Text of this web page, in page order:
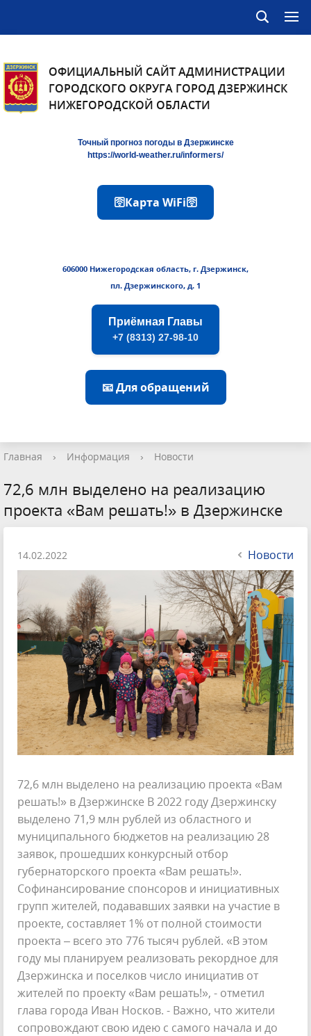
ОФИЦИАЛЬНЫЙ САЙТ АДМИНИСТРАЦИИ
ГОРОДСКОГО ОКРУГА ГОРОД ДЗЕРЖИНСК
НИЖЕГОРОДСКОЙ ОБЛАСТИ
Точный прогноз погоды в Дзержинске
https://world-weather.ru/informers/
🛜Карта WiFi🛜
606000 Нижегородская область, г. Дзержинск,
пл. Дзержинского, д. 1
Приёмная Главы
+7 (8313) 27-98-10
📧 Для обращений
Главная › Информация › Новости
72,6 млн выделено на реализацию
проекта «Вам решать!» в Дзержинске
14.02.2022 Новости
72,6 млн выделено на реализацию проекта «Вам
решать!» в Дзержинске В 2022 году Дзержинску
выделено 71,9 млн рублей из областного и
муниципального бюджетов на реализацию 28
заявок, прошедших конкурсный отбор
губернаторского проекта «Вам решать!».
Софинансирование спонсоров и инициативных
групп жителей, подававших заявки на участие в
проекте, составляет 1% от полной стоимости
проекта – всего это 776 тысяч рублей. «В этом
году мы планируем реализовать рекордное для
Дзержинска и поселков число инициатив от
жителей по проекту «Вам решать!», - отметил
глава города Иван Носков. - Важно, что жители
сопровождают свою идею с самого начала и до